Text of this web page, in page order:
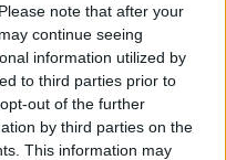
note that after your
continue seeing
information utilized by
to third parties prior to
out of the further
by third parties on the
This information may
al termine dell'operazione
un giro internazionale di
. Il reato contestato,
contraffazione internazionale
e ricettazione. I due